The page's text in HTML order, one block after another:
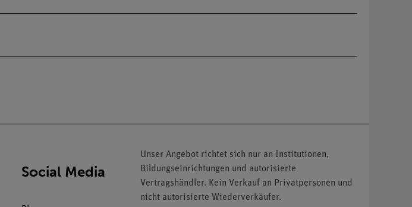
Social Media
Unser Angebot richtet sich nur an Institutionen,
Bildungseinrichtungen und autorisierte
Vertragshändler. Kein Verkauf an Privatpersonen und
nicht autorisierte Wiederverkäufer.